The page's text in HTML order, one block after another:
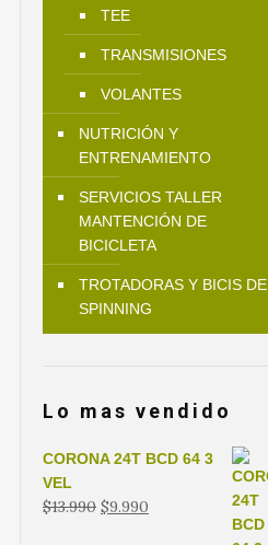
TEE
TRANSMISIONES
VOLANTES
NUTRICIÓN Y
ENTRENAMIENTO
SERVICIOS TALLER
MANTENCIÓN DE
BICICLETA
TROTADORAS Y BICIS DE
SPINNING
Lo mas vendido
CORONA 24T BCD 64 3
VEL
$13.990 El
$9.990El